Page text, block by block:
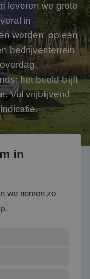
leveren we grote
in
worden, op een
bedrijventerrein
het beeld blijft
Vul vrijblijvend
in
we nemen zo